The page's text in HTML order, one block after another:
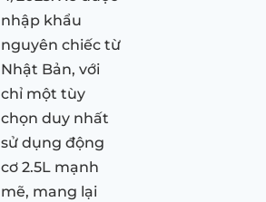
nhập khẩu
nguyên chiếc từ
Nhật Bản, với
chỉ một tùy
chọn duy nhất
sử dụng động
cơ 2.5L mạnh
mẽ, mang lại